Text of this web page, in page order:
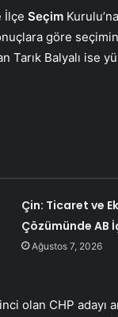
İlçe Seçim
göre
Tarık Balyalı ise
Çin: Ticaret ve
Çözümünde AB
Ağustos 7, 2026
olan CHP adayı